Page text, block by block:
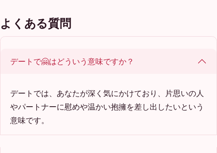
よくある質問
デートで🤗はどういう意味ですか？
デートでは、あなたが深く気にかけており、片思いの人
やパートナーに慰めや温かい抱擁を差し出したいという
意味です。